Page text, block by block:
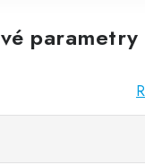
parametry